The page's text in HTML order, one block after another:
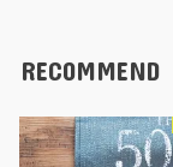
RECOMMEND